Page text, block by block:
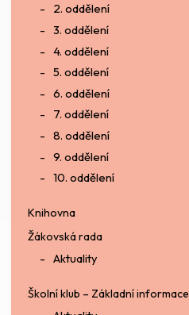
2. oddělení
3. oddělení
4. oddělení
5. oddělení
6. oddělení
7. oddělení
8. oddělení
9. oddělení
10. oddělení
Knihovna
Žákovská rada
Aktuality
Školní klub – Základní informace